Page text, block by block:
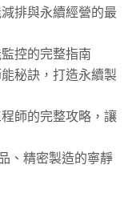
排與永續經營的最
控的完整指南
秘訣，打造永續製
師的完整攻略，讓
、精密製造的寧靜